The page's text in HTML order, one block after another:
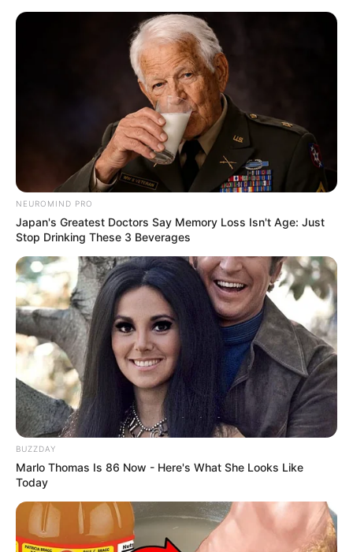
NEUROMIND PRO
Japan's Greatest Doctors Say Memory Loss Isn't Age: Just
Stop Drinking These 3 Beverages
BUZZDAY
Marlo Thomas Is 86 Now - Here's What She Looks Like
Today